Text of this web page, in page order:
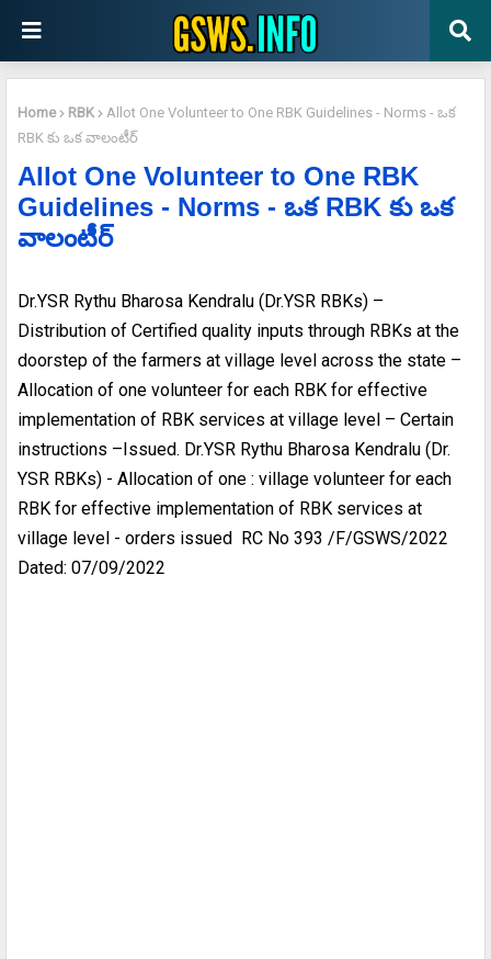
Home RBK
Allot One Volunteer to One RBK Guidelines - Norms - ఒక
RBK కు ఒక వాలంటీర్
Allot One Volunteer to One RBK
Guidelines - Norms - ఒక RBK కు ఒక
వాలంటీర్
Dr.YSR Rythu Bharosa Kendralu (Dr.YSR RBKs) –
Distribution of Certified quality inputs through RBKs at the
doorstep of the farmers at village level across the state –
Allocation of one volunteer for each RBK for effective
implementation of RBK services at village level – Certain
instructions –Issued. Dr.YSR Rythu Bharosa Kendralu (Dr.
YSR RBKs) - Allocation of one : village volunteer for each
RBK for effective implementation of RBK services at
village level - orders issued RC No 393 /F/GSWS/2022
Dated: 07/09/2022